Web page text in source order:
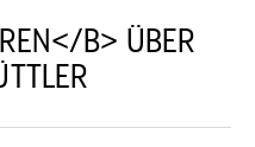
B> ÜBER